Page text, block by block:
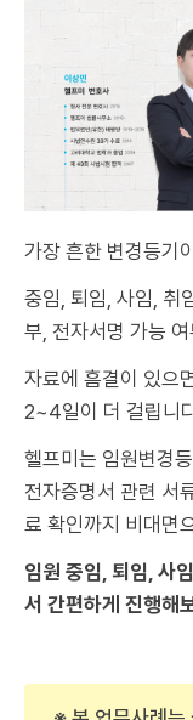
가장 흔한 변경등기
중임, 퇴임, 사임, 취
부, 전자서명 가능
자료에 흠결이 있으
2~4일이 더 걸립니
헬프미는 임원변경
전자증명서 관련 서
료 확인까지 비대면
임원 중임, 퇴임, 사
서 간편하게 진행해